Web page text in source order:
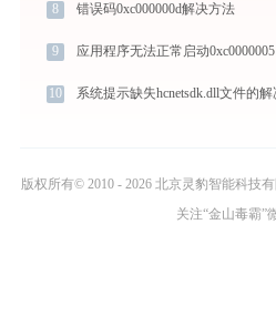
8 错误码0xc000000d解决方法
9 应用程序无法正常启动0xc0000005
10 系统提示缺失hcnetsdk.dll文件的
版权所有© 2010 - 2026 北京灵豹智能科技有
关注“金山毒霸”